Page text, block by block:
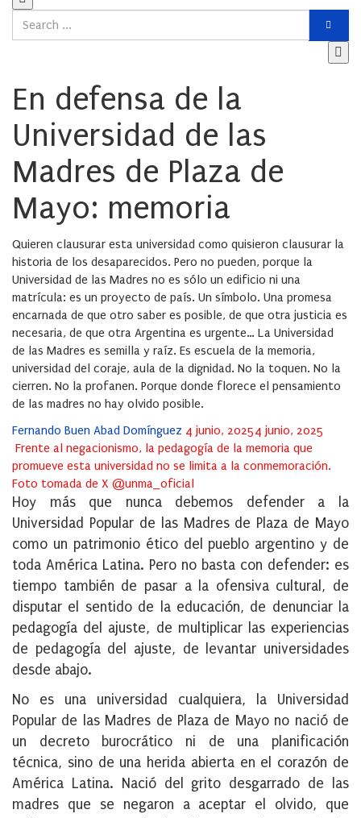
En defensa de la
Universidad de las
Madres de Plaza de
Mayo: memoria
Quieren clausurar esta universidad como quisieron clausurar la
historia de los desaparecidos. Pero no pueden, porque la
Universidad de las Madres no es sólo un edificio ni una
matrícula: es un proyecto de país. Un símbolo. Una promesa
encarnada de que otro saber es posible, de que otra justicia es
necesaria, de que otra Argentina es urgente… La Universidad
de las Madres es semilla y raíz. Es escuela de la memoria,
universidad del coraje, aula de la dignidad. No la toquen. No la
cierren. No la profanen. Porque donde florece el pensamiento
de las madres no hay olvido posible.
Fernando Buen Abad Domínguez Posted
on
4 junio, 20254 junio, 2025
Frente al negacionismo, la pedagogía de la memoria que
promueve esta universidad no se limita a la conmemoración.
Foto tomada de X @unma_oficial
Hoy más que nunca debemos defender a la
Universidad Popular de las Madres de Plaza de Mayo
como un patrimonio ético del pueblo argentino y de
toda América Latina. Pero no basta con defender: es
tiempo también de pasar a la ofensiva cultural, de
disputar el sentido de la educación, de denunciar la
pedagogía del ajuste, de multiplicar las experiencias
de pedagogía del ajuste, de levantar universidades
desde abajo.
No es una universidad cualquiera, la Universidad
Popular de las Madres de Plaza de Mayo no nació de
un decreto burocrático ni de una planificación
técnica, sino de una herida abierta en el corazón de
América Latina. Nació del grito desgarrado de las
madres que se negaron a aceptar el olvido, que